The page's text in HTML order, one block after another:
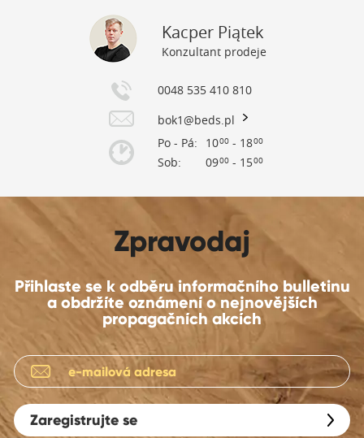
Kacper Piątek
Konzultant prodeje
0048 535 410 810
bok1@beds.pl
Po - Pá:
Sob:
1000 - 1800
0900 - 1500
Zpravodaj
Přihlaste se k odběru informačního bulletinu
a obdržíte oznámení o nejnovějších
propagačních akcích
Zaregistrujte se